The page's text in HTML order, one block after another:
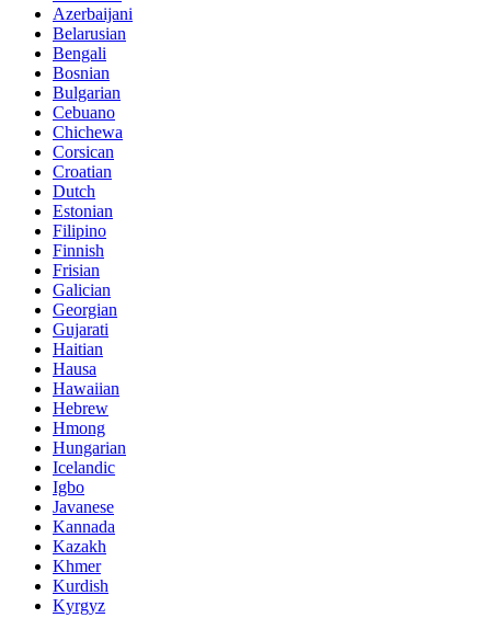
Azerbaijani
Belarusian
Bengali
Bosnian
Bulgarian
Cebuano
Chichewa
Corsican
Croatian
Dutch
Estonian
Filipino
Finnish
Frisian
Galician
Georgian
Gujarati
Haitian
Hausa
Hawaiian
Hebrew
Hmong
Hungarian
Icelandic
Igbo
Javanese
Kannada
Kazakh
Khmer
Kurdish
Kyrgyz